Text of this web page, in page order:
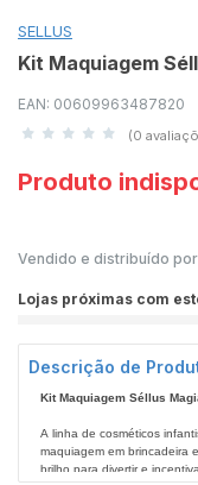
SELLUS
Kit Maquiagem
EAN: 00609963487820
(0
Produto
Vendido e distribuído por
Lojas próximas com
Descrição de
Kit Maquiagem Séllus
A linha de cosméticos
maquiagem em brincadeira
brilho para divertir e